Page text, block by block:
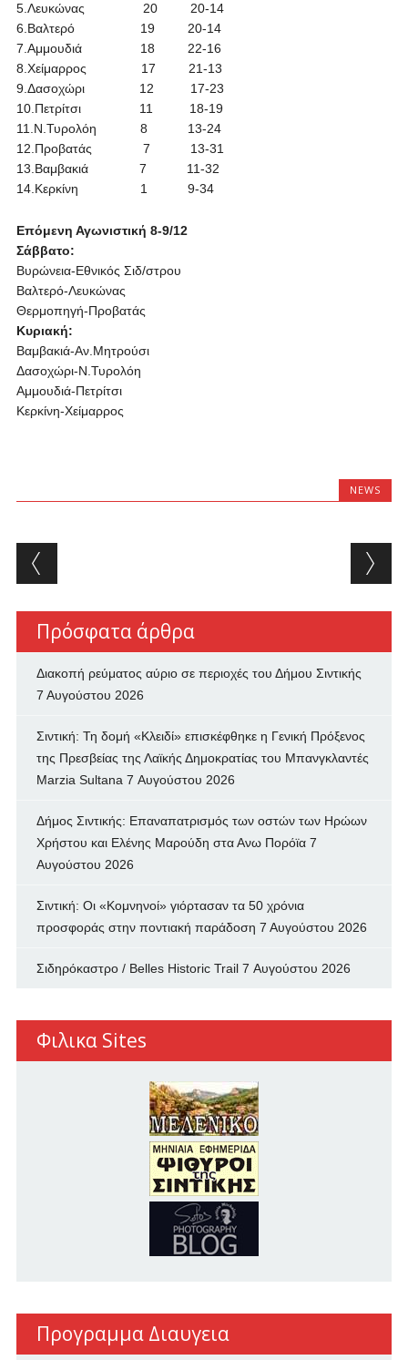
5.Λευκώνας 20 20-14
6.Βαλτερό 19 20-14
7.Αμμουδιά 18 22-16
8.Χείμαρρος 17 21-13
9.Δασοχώρι 12 17-23
10.Πετρίτσι 11 18-19
11.Ν.Τυρολόη 8 13-24
12.Προβατάς 7 13-31
13.Βαμβακιά 7 11-32
14.Κερκίνη 1 9-34
Επόμενη Αγωνιστική 8-9/12
Σάββατο:
Βυρώνεια-Εθνικός Σιδ/στρου
Βαλτερό-Λευκώνας
Θερμοπηγή-Προβατάς
Κυριακή:
Βαμβακιά-Αν.Μητρούσι
Δασοχώρι-Ν.Τυρολόη
Αμμουδιά-Πετρίτσι
Κερκίνη-Χείμαρρος
NEWS
Post navigation
Πρόσφατα άρθρα
Διακοπή ρεύματος αύριο σε περιοχές του Δήμου Σιντικής
7 Αυγούστου 2026
Σιντική: Τη δομή «Κλειδί» επισκέφθηκε η Γενική Πρόξενος
της Πρεσβείας της Λαϊκής Δημοκρατίας του Μπανγκλαντές
Marzia Sultana 7 Αυγούστου 2026
Δήμος Σιντικής: Επαναπατρισμός των oστών των Ηρώων
Χρήστου και Ελένης Μαρούδη στα Ανω Πορόϊα 7
Αυγούστου 2026
Σιντική: Οι «Κομνηνοί» γιόρτασαν τα 50 χρόνια
προσφοράς στην ποντιακή παράδοση 7 Αυγούστου 2026
Σιδηρόκαστρο / Belles Historic Trail 7 Αυγούστου 2026
Φιλικα Sites
Προγραμμα Διαυγεια